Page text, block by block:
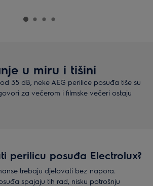
u miru i tišini
35 dB, neke AEG perilice posuđa tiše su
za večerom i filmske večeri ostaju
perilicu posuđa Electrolux?
trebaju djelovati bez napora.
spajaju tih rad, nisku potrošnju